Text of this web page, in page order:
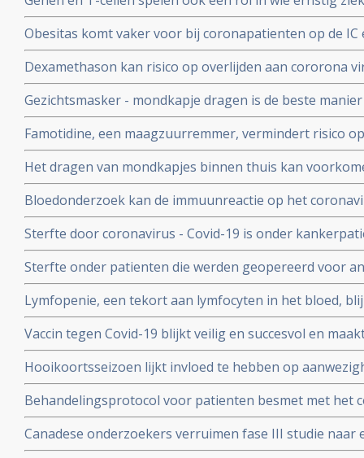
COVID-19
minder ziek blijkt uit verschillende nieuwe studies
Obesitas komt vaker voor bij coronapatienten op de
met de algehele bevolking in Frankrijk. Ook elders is
te krijgen
Dexamethason kan risico op overlijden aan cororona
wanneer patienten eenmaal aan de beademing liggen.
Gezichtsmasker - mondkapje dragen is de beste
coronavirus - Covid-19 te verminderen. Blijkt uit grote
Famotidine, een maagzuurremmer, vermindert risico
COVID-19, en voorkomt dat er mechanisch beademd
onder 1000 coronapatienten
Het dragen van mondkapjes binnen thuis kan
besmet worden met het coronavirus - COVID-19 blijkt
Bloedonderzoek kan de immuunreactie op het
volgen en voorspellen hoe de ziekte zich zal
Sterfte door coronavirus - Covid-19 is onder
met mensen zonder kanker maar voor extra risico
bewijs. Blijkt uit grote internationale studie.
Sterfte onder patienten die werden geopereerd voor
beduidend hoger bij mensen die vooraf of binnen een
met het coronavirus - Covid-19 blijkt uit grote
Lymfopenie, een tekort aan lymfocyten in het bloed,
ernst van klachten en sterfterisico bij patienten
19
Vaccin tegen Covid-19 blijkt veilig en succesvol en
van de 108 deelnemers aan Chinese studie
Hooikoortsseizoen lijkt invloed te hebben op
virus (COVID-19) blijkt uit studie van Erasmus MC
Behandelingsprotocol voor patienten besmet met het
combinatie van corticosteroïden, hoge dosis
bloedverdunners blijkt succesvolle aanpak
Canadese onderzoekers verruimen fase III studie
dosis vitamine C bij sepsis met opnemen van patienten